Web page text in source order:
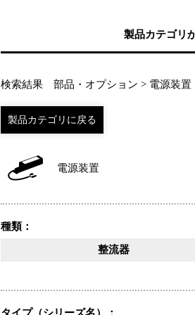
製品カテゴリ
検索結果 部品・オプション > 電源装置
電源装置
種類：
整流器